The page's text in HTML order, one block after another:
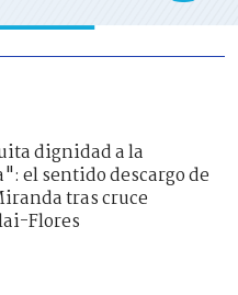
dignidad a la
el sentido descargo de
tras cruce
Flores